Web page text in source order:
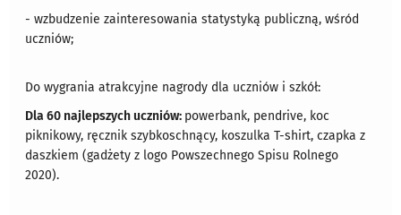
- wzbudzenie zainteresowania statystyką publiczną, wśród
uczniów;
Do wygrania atrakcyjne nagrody dla uczniów i szkół:
Dla 60 najlepszych uczniów: powerbank, pendrive, koc
piknikowy, ręcznik szybkoschnący, koszulka T-shirt, czapka z
daszkiem (gadżety z logo Powszechnego Spisu Rolnego
2020).